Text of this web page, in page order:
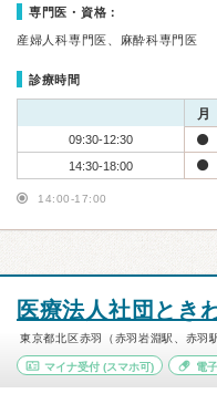
専門医・資格：
産婦人科専門医、麻酔科専門医
診療時間
月
09:30-12:30
14:30-18:00
14:00-17:00
医療法人社団とき
東京都北区赤羽（赤羽岩淵駅、赤羽
マイナ受付 (スマホ可) 電